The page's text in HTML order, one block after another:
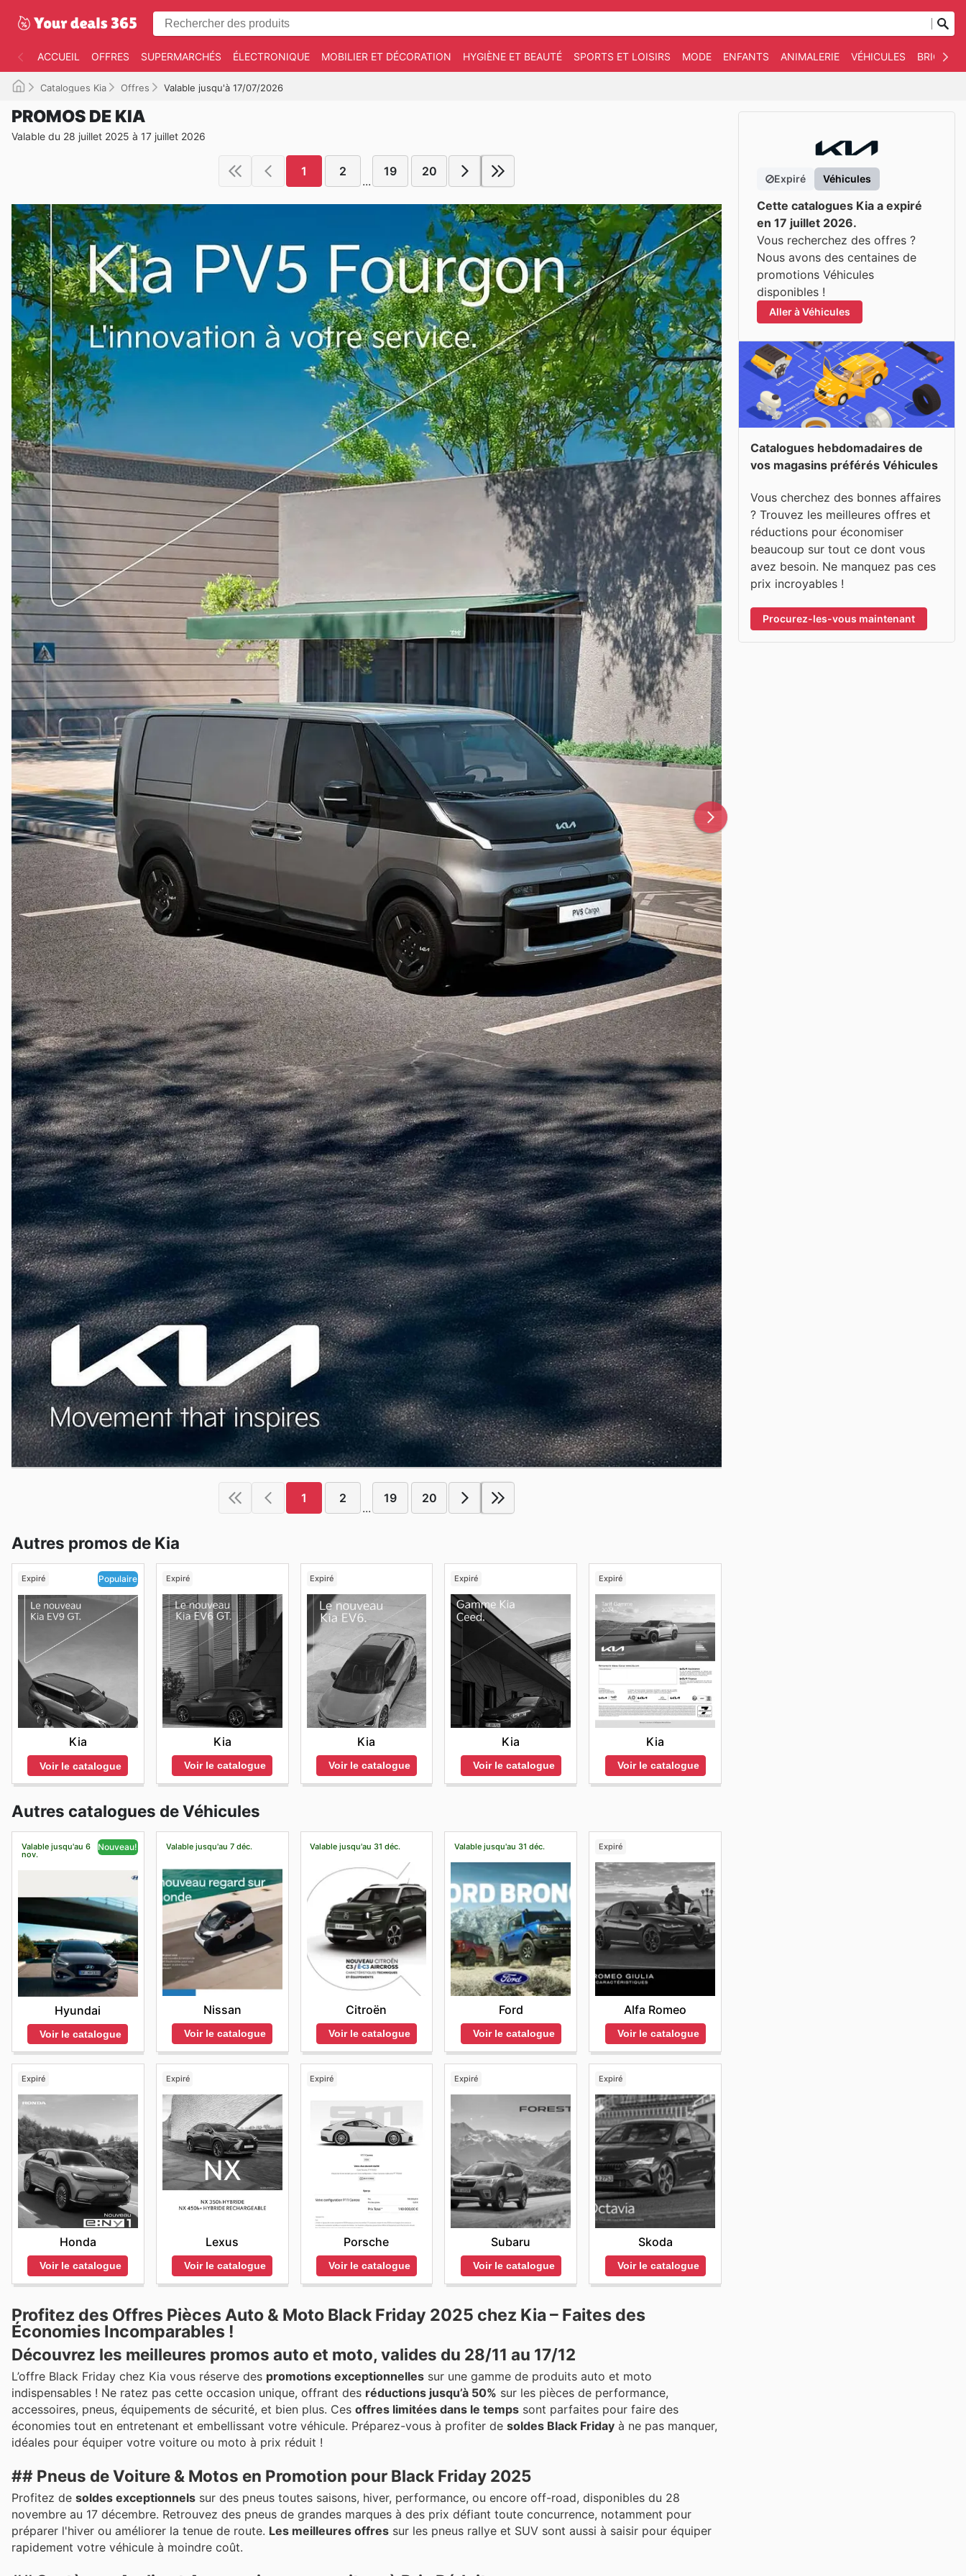
ACCUEIL OFFRES SUPERMARCHÉS ÉLECTRONIQUE MOBILIER ET DÉCORATION HYGIÈNE ET BEAUTÉ SPORTS ET LOISIRS MODE ENFANTS ANIMALERIE VÉHICULES
Catalogues Kia Offres Valable jusqu'à 17/07/2026
PROMOS DE KIA
Valable du 28 juillet 2025 à 17 juillet 2026
1 2
...
19 20
1 2
...
19 20
Autres promos de Kia
Expiré Populaire
Kia
Voir le catalogue
Expiré
Kia
Voir le catalogue
Expiré
Kia
Voir le catalogue
Expiré
Kia
Voir le catalogue
Expiré
Kia
Voir le catalogue
Autres catalogues de Véhicules
Valable jusqu'au 6
nov.
Nouveau!
Hyundai
Voir le catalogue
Valable jusqu'au 7 déc.
Nissan
Voir le catalogue
Valable jusqu'au 31 déc.
Citroën
Voir le catalogue
Valable jusqu'au 31 déc.
Ford
Voir le catalogue
Expiré
Alfa Romeo
Voir le catalogue
Expiré
Honda
Voir le catalogue
Expiré
Lexus
Voir le catalogue
Expiré
Porsche
Voir le catalogue
Expiré
Subaru
Voir le catalogue
Expiré
Skoda
Voir le catalogue
Profitez des Offres Pièces Auto & Moto Black Friday 2025 chez Kia – Faites des
Économies Incomparables !
Découvrez les meilleures promos auto et moto, valides du 28/11 au 17/12
L’offre Black Friday chez Kia vous réserve des promotions exceptionnelles sur une gamme de produits auto et moto
indispensables ! Ne ratez pas cette occasion unique, offrant des réductions jusqu’à 50% sur les pièces de performance,
accessoires, pneus, équipements de sécurité, et bien plus. Ces offres limitées dans le temps sont parfaites pour faire des
économies tout en entretenant et embellissant votre véhicule. Préparez-vous à profiter de soldes Black Friday à ne pas manquer,
idéales pour équiper votre voiture ou moto à prix réduit !
## Pneus de Voiture & Motos en Promotion pour Black Friday 2025
Profitez de soldes exceptionnels sur des pneus toutes saisons, hiver, performance, ou encore off-road, disponibles du 28
novembre au 17 décembre. Retrouvez des pneus de grandes marques à des prix défiant toute concurrence, notamment pour
préparer l'hiver ou améliorer la tenue de route. Les meilleures offres sur les pneus rallye et SUV sont aussi à saisir pour équiper
rapidement votre véhicule à moindre coût.
Expiré Véhicules
Cette catalogues Kia a expiré
en 17 juillet 2026.
Vous recherchez des offres ?
Nous avons des centaines de
promotions Véhicules
disponibles !
Aller à Véhicules
Catalogues hebdomadaires de
vos magasins préférés Véhicules
Vous cherchez des bonnes affaires
? Trouvez les meilleures offres et
réductions pour économiser
beaucoup sur tout ce dont vous
avez besoin. Ne manquez pas ces
prix incroyables !
Procurez-les-vous maintenant